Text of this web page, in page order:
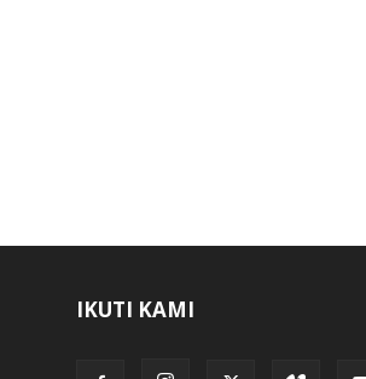
IKUTI KAMI